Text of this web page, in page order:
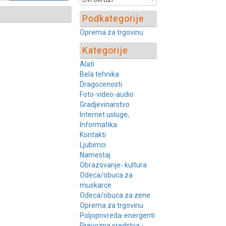
Podkategorije
Oprema za trgovinu
Kategorije
Alati
Bela tehnika
Dragocenosti
Foto-video-audio
Gradjevinarstvo
Internet usluge,
Informatika
Kontakti
Ljubimci
Namestaj
Obrazovanje- kultura
Odeca/obuca za
muskarce
Odeca/obuca za zene
Oprema za trgovinu
Poljoprivreda-energenti